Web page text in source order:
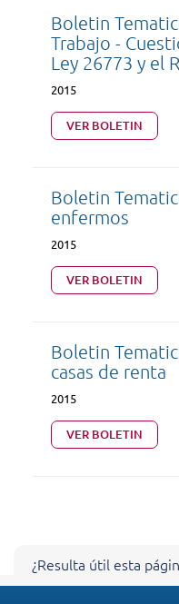
Boletin
Trabajo -
Ley 26773 y el
2015
VER BOLETIN
Boletin
enfermos
2015
VER BOLETIN
Boletin
casas de renta
2015
VER BOLETIN
¿Resulta útil esta
AYÚDENOS A